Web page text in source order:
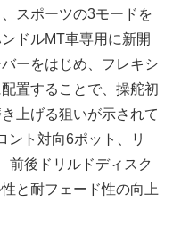
スポーツの3モードを
ドルMT車専用に新開
ーをはじめ、フレキシ
置することで、操舵初
上げる狙いが示されて
ント対向6ポット、リ
前後ドリルドディスク
と耐フェード性の向上